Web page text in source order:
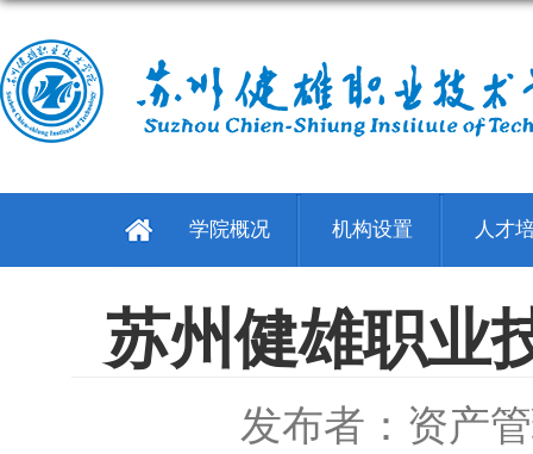
学院概况 机构设置 人才
苏州健雄职业
发布者：资产